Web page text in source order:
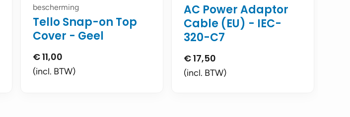
bescherming
Tello Snap-on Top
Cover - Geel
€11,00
(incl. BTW)
AC Power Adaptor
Cable (EU) - IEC-
320-C7
€17,50
(incl. BTW)